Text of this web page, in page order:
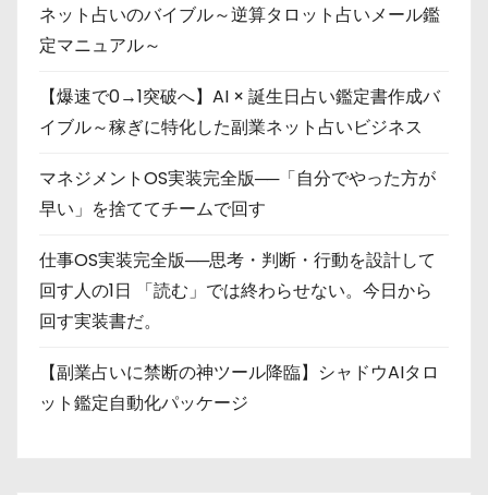
ネット占いのバイブル～逆算タロット占いメール鑑
定マニュアル～
【爆速で0→1突破へ】AI × 誕生日占い鑑定書作成バ
イブル～稼ぎに特化した副業ネット占いビジネス
マネジメントOS実装完全版──「自分でやった方が
早い」を捨ててチームで回す
仕事OS実装完全版──思考・判断・行動を設計して
回す人の1日 「読む」では終わらせない。今日から
回す実装書だ。
【副業占いに禁断の神ツール降臨】シャドウAIタロ
ット鑑定自動化パッケージ